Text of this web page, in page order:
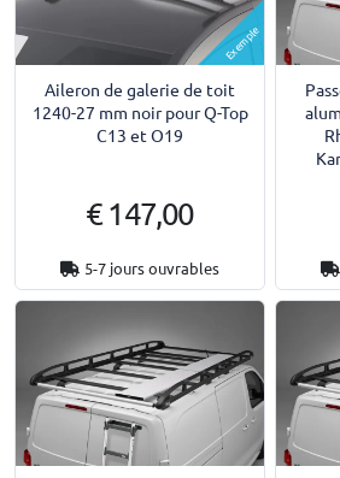
Exemple
Aileron de galerie de toit
1240-27 mm noir pour Q-Top
C13 et O19
€ 147,00
5-7 jours ouvrables